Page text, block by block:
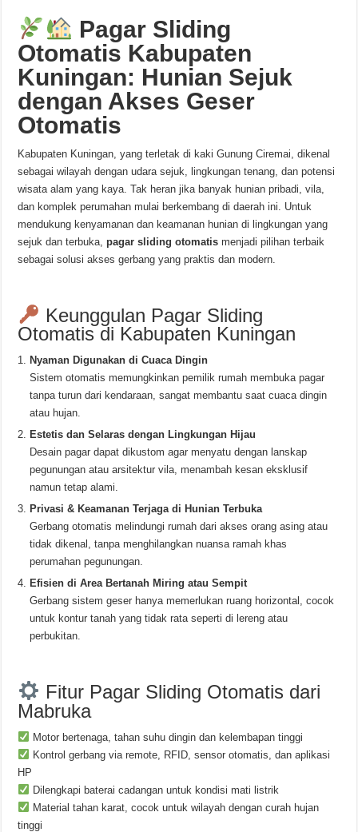
Pagar Sliding
Otomatis Kabupaten
Kuningan: Hunian Sejuk
dengan Akses Geser
Otomatis
Kabupaten Kuningan, yang terletak di kaki Gunung Ciremai, dikenal
sebagai wilayah dengan udara sejuk, lingkungan tenang, dan potensi
wisata alam yang kaya. Tak heran jika banyak hunian pribadi, vila,
dan komplek perumahan mulai berkembang di daerah ini. Untuk
mendukung kenyamanan dan keamanan hunian di lingkungan yang
sejuk dan terbuka,pagar sliding otomatis menjadi pilihan terbaik
sebagai solusi akses gerbang yang praktis dan modern.
Keunggulan Pagar Sliding
Otomatis di Kabupaten Kuningan
Nyaman Digunakan di Cuaca Dingin
Sistem otomatis memungkinkan pemilik rumah membuka pagar
tanpa turun dari kendaraan, sangat membantu saat cuaca dingin
atau hujan.
Estetis dan Selaras dengan Lingkungan Hijau
Desain pagar dapat dikustom agar menyatu dengan lanskap
pegunungan atau arsitektur vila, menambah kesan eksklusif
namun tetap alami.
Privasi & Keamanan Terjaga di Hunian Terbuka
Gerbang otomatis melindungi rumah dari akses orang asing atau
tidak dikenal, tanpa menghilangkan nuansa ramah khas
perumahan pegunungan.
Efisien di Area Bertanah Miring atau Sempit
Gerbang sistem geser hanya memerlukan ruang horizontal, cocok
untuk kontur tanah yang tidak rata seperti di lereng atau
perbukitan.
Fitur Pagar Sliding Otomatis dari
Mabruka
Motor bertenaga, tahan suhu dingin dan kelembapan tinggi
Kontrol gerbang via remote, RFID, sensor otomatis, dan aplikasi
HP
Dilengkapi baterai cadangan untuk kondisi mati listrik
Material tahan karat, cocok untuk wilayah dengan curah hujan
tinggi